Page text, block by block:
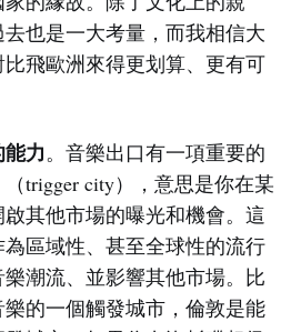
也是一大考量，而我相信大
飛歐洲來得更划算、更有可
力。音樂出口有一項重要的
trigger city），意思是你在某
其他市場的曝光和機會。這
區域性、甚至全球性的流行
潮流、並影響其他市場。比
的一個觸發城市，倫敦是能